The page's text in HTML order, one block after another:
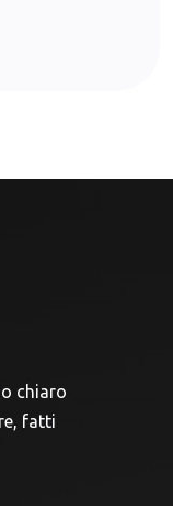
chiaro
fatti